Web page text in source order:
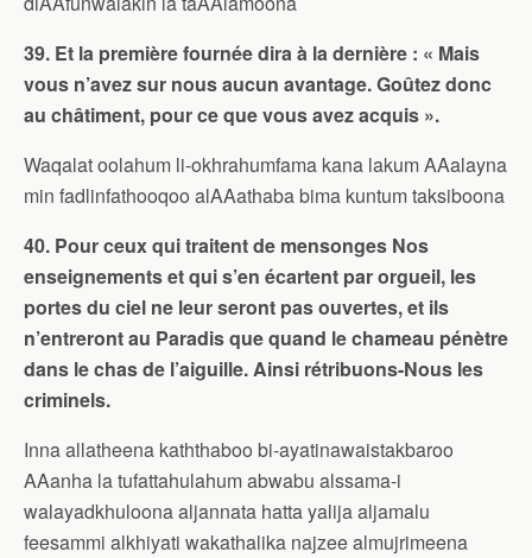
39. Et la première fournée dira à la dernière : « Mais
vous n’avez sur nous aucun avantage. Goûtez donc
au châtiment, pour ce que vous avez acquis ».
Waqalat oolahum li-okhrahumfama kana lakum AAalayna
min fadlinfathooqoo alAAathaba bima kuntum taksiboona
40. Pour ceux qui traitent de mensonges Nos
enseignements et qui s’en écartent par orgueil, les
portes du ciel ne leur seront pas ouvertes, et ils
n’entreront au Paradis que quand le chameau pénètre
dans le chas de l’aiguille. Ainsi rétribuons-Nous les
criminels.
Inna allatheena kaththaboo bi-ayatinawaistakbaroo
AAanha la tufattahulahum abwabu alssama-i
walayadkhuloona aljannata hatta yalija aljamalu
feesammi alkhiyati wakathalika najzee almujrimeena